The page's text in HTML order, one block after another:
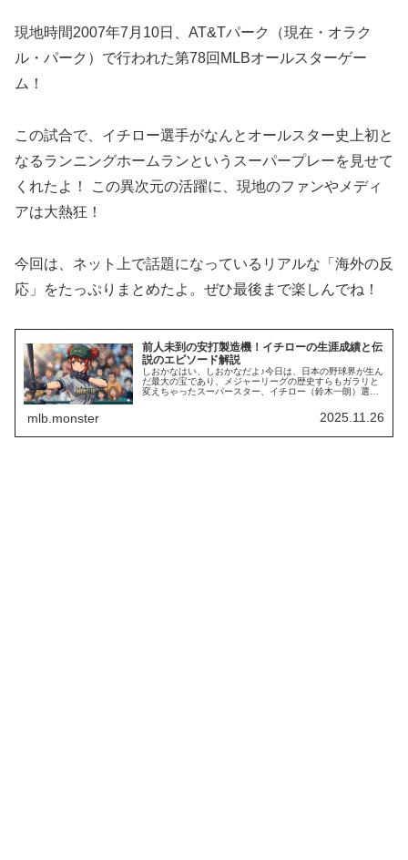
現地時間2007年7月10日、AT&Tパーク（現在・オラク
ル・パーク）で行われた第78回MLBオールスターゲー
ム！
この試合で、イチロー選手がなんとオールスター史上初と
なるランニングホームランというスーパープレーを見せて
くれたよ！ この異次元の活躍に、現地のファンやメディ
アは大熱狂！
今回は、ネット上で話題になっているリアルな「海外の反
応」をたっぷりまとめたよ。ぜひ最後まで楽しんでね！
前人未到の安打製造機！イチローの生涯成績と伝
説のエピソード解説
しおかなはい、しおかなだよ♪今日は、日本の野球界が生ん
だ最大の宝であり、メジャーリーグの歴史すらもガラリと
変えちゃったスーパースター、イチロー（鈴木一朗）選手
mlb.monster 2025.11.26